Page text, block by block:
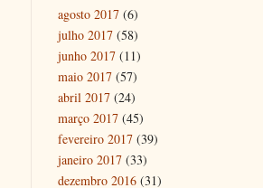
agosto 2017 (6)
julho 2017 (58)
junho 2017 (11)
maio 2017 (57)
abril 2017 (24)
março 2017 (45)
fevereiro 2017 (39)
janeiro 2017 (33)
dezembro 2016 (31)